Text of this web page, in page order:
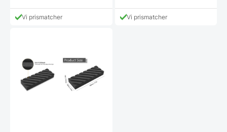
var:
799,00 DKK.
aktuelle
prisVi prismatcher
var:
449,00 DKK.
aktuelle
prisVi prismatcher